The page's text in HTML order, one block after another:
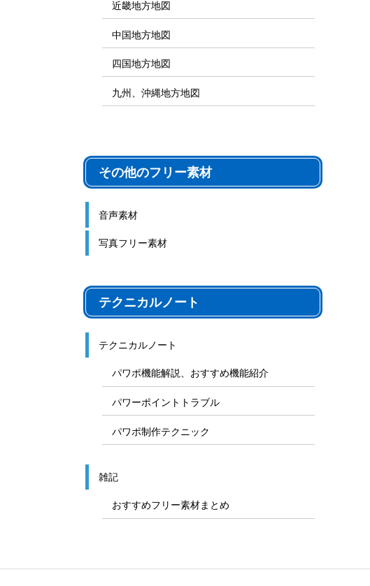
近畿地方地図
中国地方地図
四国地方地図
九州、沖縄地方地図
その他のフリー素材
音声素材
写真フリー素材
テクニカルノート
テクニカルノート
パワポ機能解説、おすすめ機能紹介
パワーポイントトラブル
パワポ制作テクニック
雑記
おすすめフリー素材まとめ